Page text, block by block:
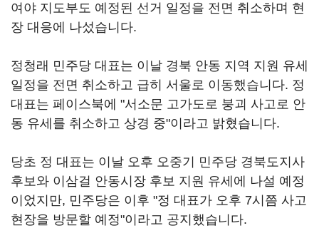
여야 지도부도 예정된 선거 일정을 전면 취소하며 현
장 대응에 나섰습니다.
정청래 민주당 대표는 이날 경북 안동 지역 지원 유세
일정을 전면 취소하고 급히 서울로 이동했습니다. 정
대표는 페이스북에 "서소문 고가도로 붕괴 사고로 안
동 유세를 취소하고 상경 중"이라고 밝혔습니다.
당초 정 대표는 이날 오후 오중기 민주당 경북도지사
후보와 이삼걸 안동시장 후보 지원 유세에 나설 예정
이었지만, 민주당은 이후 "정 대표가 오후 7시쯤 사고
현장을 방문할 예정"이라고 공지했습니다.